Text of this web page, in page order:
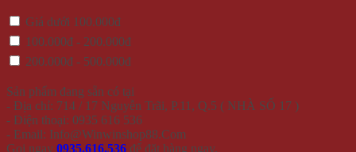
Giá dưới 100.000đ
100.000đ - 200.000đ
200.000đ - 500.000đ
Sản phẩm đang sẵn có tại
- Địa chỉ: 714 / 17 Nguyễn Trãi, P.11, Q.5 ( NHÀ SỐ 17 )
- Điện thoại: 0935 616 536
- Email: Info@Winwinshop88.Com
Gọi ngay 0935.616.536 để đặt hàng ngay.